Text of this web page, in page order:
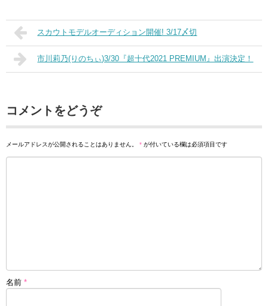
スカウトモデルオーディション開催! 3/17〆切
市川莉乃(りのちぃ)3/30『超十代2021 PREMIUM』出演決定！
コメントをどうぞ
メールアドレスが公開されることはありません。 * が付いている欄は必須項目です
名前 *